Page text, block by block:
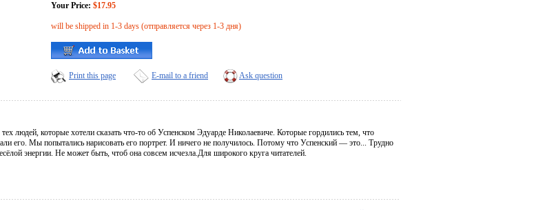
Your Price: $17.95
will be shipped in 1-3 days (отправляется через 1-3 дня)
Print this page E-mail to a friend Ask question
людей, которые хотели сказать что-то об Успенском Эдуарде Николаевиче. Которые гордились тем, что
его. Мы попытались нарисовать его портрет. И ничего не получилось. Потому что Успенский — это... Трудно
энергии. Не может быть, чтоб она совсем исчезла.Для широкого круга читателей.